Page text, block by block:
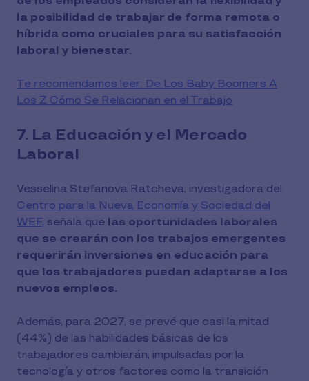
la posibilidad de trabajar de forma remota o
híbrida como cruciales para su satisfacción
laboral y bienestar.
Te recomendamos leer: De Los Baby Boomers A
Los Z Cómo Se Relacionan en el Trabajo
7. La Educación y el Mercado
Laboral
Vesselina Stefanova Ratcheva, investigadora del
Centro para la Nueva Economía y Sociedad del
WEF, señala que las oportunidades laborales
que se crearán con los trabajos emergentes
requerirán inversiones en educación para
que los trabajadores puedan adaptarse a los
nuevos empleos.
Además, para 2027, se prevé que casi la mitad
(44%) de las habilidades básicas de los
trabajadores cambiarán, impulsadas por la
tecnología y otros factores como la transición